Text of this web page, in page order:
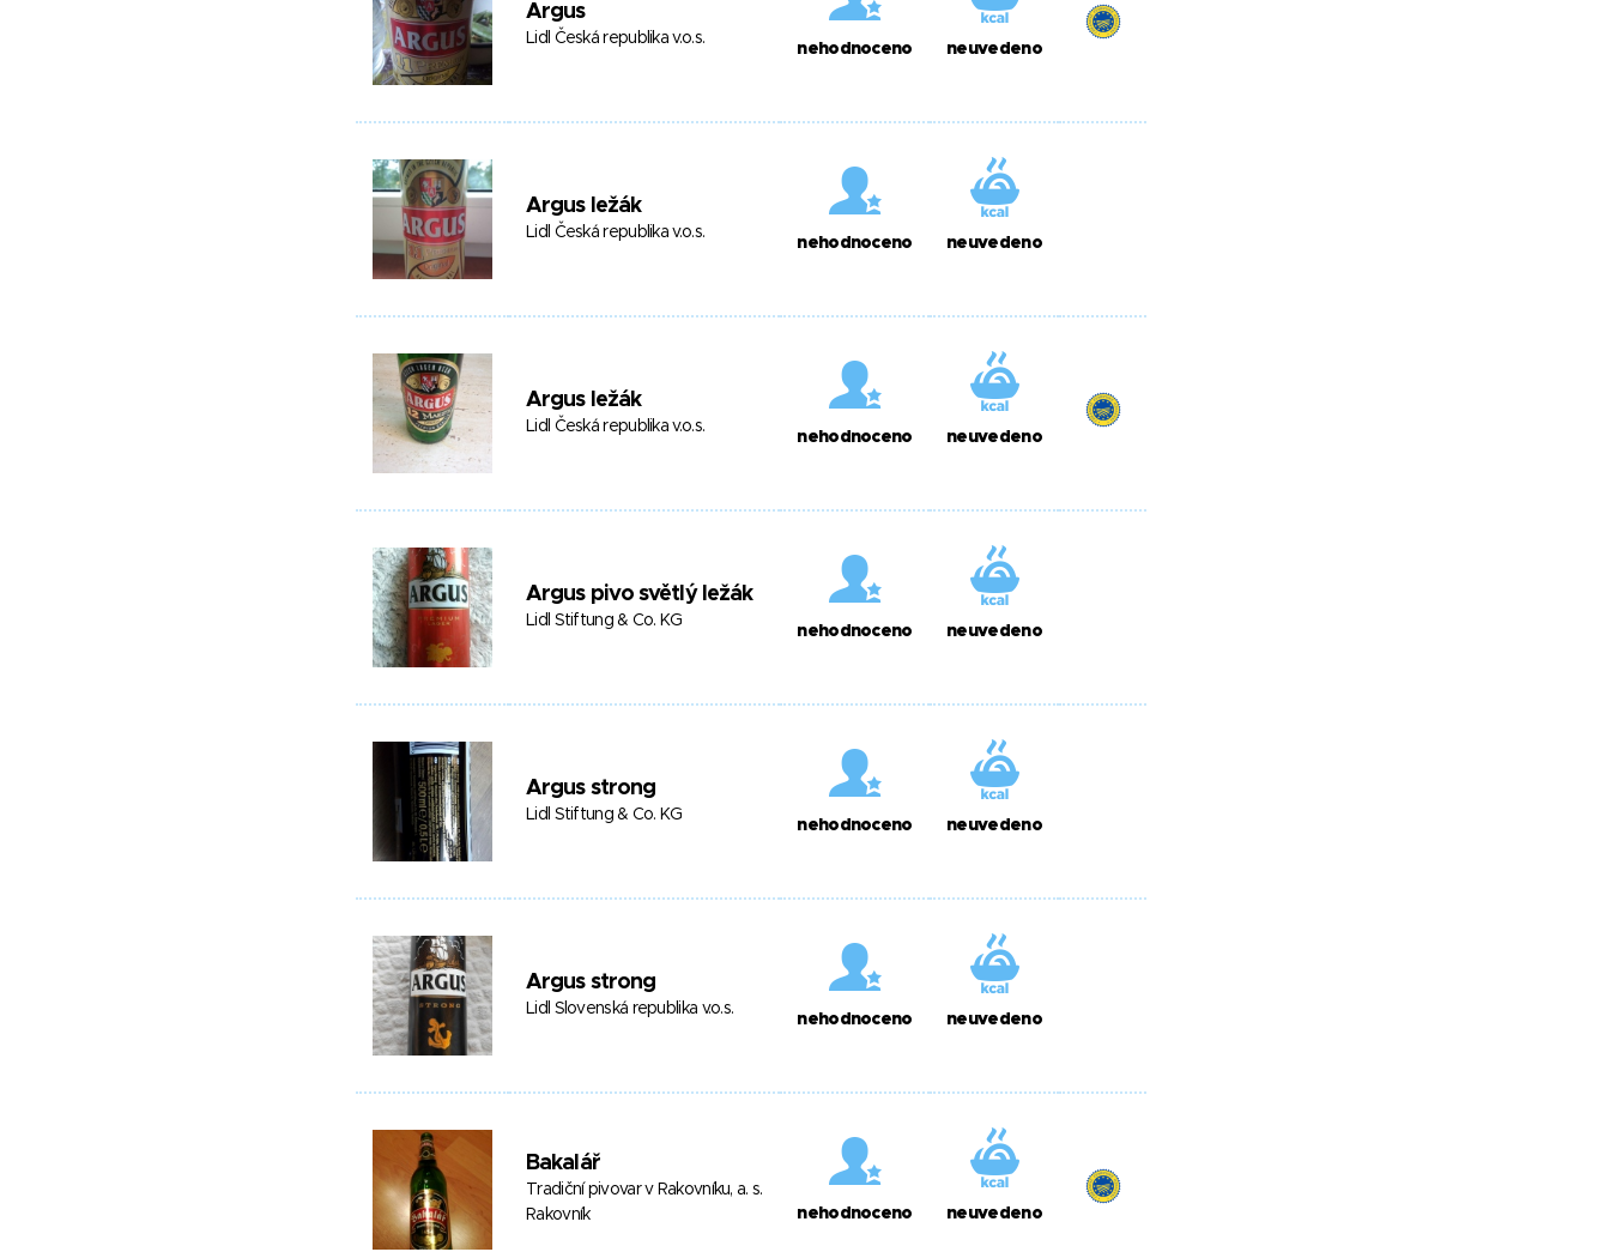
Argus
Lidl Česká republika v.o.s.
nehodnoceno neuvedeno
Argus ležák
Lidl Česká republika v.o.s.
nehodnoceno neuvedeno
Argus ležák
Lidl Česká republika v.o.s.
nehodnoceno neuvedeno
Argus pivo světlý ležák
Lidl Stiftung & Co. KG
nehodnoceno neuvedeno
Argus strong
Lidl Stiftung & Co. KG
nehodnoceno neuvedeno
Argus strong
Lidl Slovenská republika v.o.s.
nehodnoceno neuvedeno
Bakalář
Tradiční pivovar v Rakovníku, a. s.
Rakovník
nehodnoceno neuvedeno